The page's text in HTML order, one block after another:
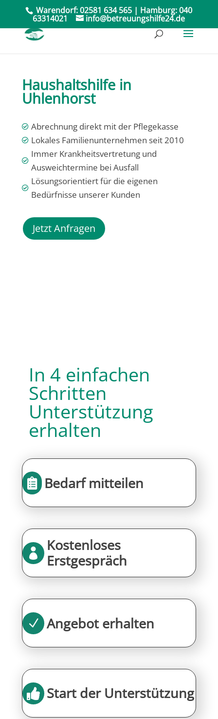
Warendorf:02581 634 565 | Hamburg:040
63314021 info@betreuungshilfe24.de
Haushaltshilfe in
Uhlenhorst
 Abrechnung direkt mit der Pflegekasse
 Lokales Familienunternehmen seit 2010

Immer Krankheitsvertretung und
Ausweichtermine bei Ausfall

Lösungsorientiert für die eigenen
Bedürfnisse unserer Kunden
Jetzt Anfragen
In 4 einfachen
Schritten
Unterstützung
erhalten
 Bedarf mitteilen

Kostenloses
Erstgespräch
N Angebot erhalten
 Start der Unterstützung